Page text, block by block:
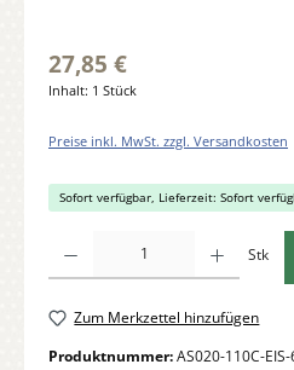
27,85 €
Inhalt: 1 Stück
Preise inkl. MwSt. zzgl. Versandkosten
Sofort verfügbar, Lieferzeit: Sofort
Stk
Zum Merkzettel hinzufügen
Produktnummer:AS020-110C-EIS-